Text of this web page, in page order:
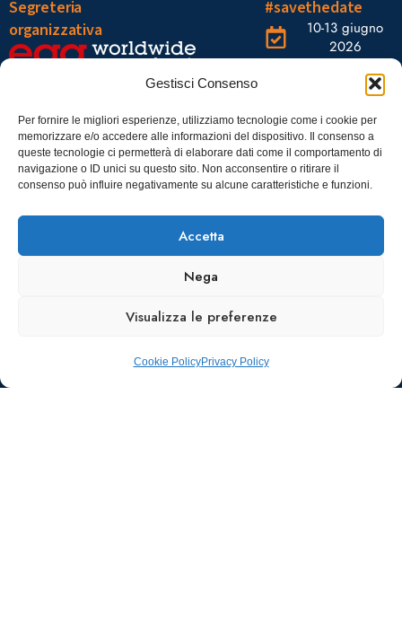
Gestisci Consenso
Per fornire le migliori esperienze, utilizziamo tecnologie come i cookie per
memorizzare e/o accedere alle informazioni del dispositivo. Il consenso a
queste tecnologie ci permetterà di elaborare dati come il comportamento di
navigazione o ID unici su questo sito. Non acconsentire o ritirare il
consenso può influire negativamente su alcune caratteristiche e funzioni.
Accetta
Nega
Visualizza le preferenze
Cookie PolicyPrivacy Policy
Segreteria
organizzativa
Tel.: 06328121
infoaiic2026@ega.it
#savethedate
10-13 giugno
2026
OGR Torino
Castelfidardo,
22 10128
Torino
SCARICA
ICS